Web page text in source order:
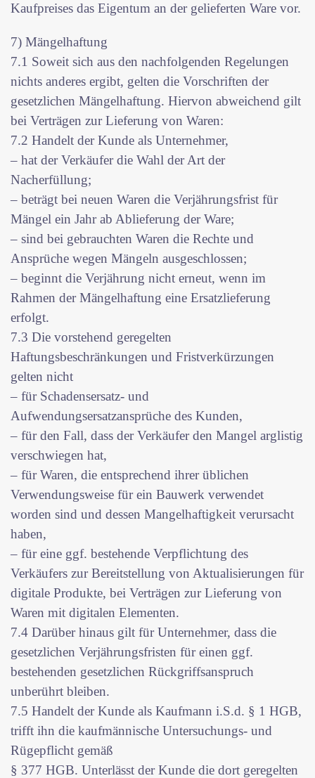
Kaufpreises das Eigentum an der gelieferten Ware vor.
7) Mängelhaftung
7.1 Soweit sich aus den nachfolgenden Regelungen
nichts anderes ergibt, gelten die Vorschriften der
gesetzlichen Mängelhaftung. Hiervon abweichend gilt
bei Verträgen zur Lieferung von Waren:
7.2 Handelt der Kunde als Unternehmer,
– hat der Verkäufer die Wahl der Art der
Nacherfüllung;
– beträgt bei neuen Waren die Verjährungsfrist für
Mängel ein Jahr ab Ablieferung der Ware;
– sind bei gebrauchten Waren die Rechte und
Ansprüche wegen Mängeln ausgeschlossen;
– beginnt die Verjährung nicht erneut, wenn im
Rahmen der Mängelhaftung eine Ersatzlieferung
erfolgt.
7.3 Die vorstehend geregelten
Haftungsbeschränkungen und Fristverkürzungen
gelten nicht
– für Schadensersatz- und
Aufwendungsersatzansprüche des Kunden,
– für den Fall, dass der Verkäufer den Mangel arglistig
verschwiegen hat,
– für Waren, die entsprechend ihrer üblichen
Verwendungsweise für ein Bauwerk verwendet
worden sind und dessen Mangelhaftigkeit verursacht
haben,
– für eine ggf. bestehende Verpflichtung des
Verkäufers zur Bereitstellung von Aktualisierungen für
digitale Produkte, bei Verträgen zur Lieferung von
Waren mit digitalen Elementen.
7.4 Darüber hinaus gilt für Unternehmer, dass die
gesetzlichen Verjährungsfristen für einen ggf.
bestehenden gesetzlichen Rückgriffsanspruch
unberührt bleiben.
7.5 Handelt der Kunde als Kaufmann i.S.d. § 1 HGB,
trifft ihn die kaufmännische Untersuchungs- und
Rügepflicht gemäß
§ 377 HGB. Unterlässt der Kunde die dort geregelten